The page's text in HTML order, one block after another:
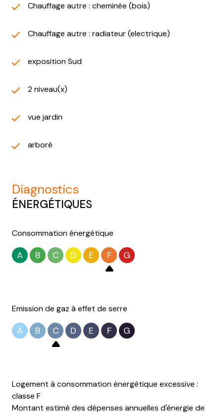
Chauffage autre : cheminée (bois)
Chauffage autre : radiateur (electrique)
exposition Sud
2 niveau(x)
vue jardin
arboré
diagnostics
ÉNERGÉTIQUES
Consommation énergétique
A B C D E F G
Emission de gaz à effet de serre
A B C D E F G
Logement à consommation énergétique excessive :
classe F
Montant estimé des dépenses annuelles d'énergie de